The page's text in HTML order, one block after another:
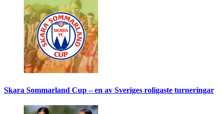
Skara Sommarland Cup – en av Sveriges roligaste turneringar